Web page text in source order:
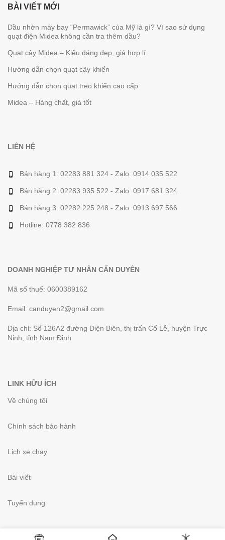
BÀI VIẾT MỚI
Dầu nhờn máy bay “Permawick” của Mỹ là gì? Vì sao sử dụng
quạt điện Midea không cần tra thêm dầu?
Quạt cây Midea – Kiểu dáng đẹp, giá hợp lí
Hướng dẫn chọn quạt cây khiển
Hướng dẫn chọn quạt treo khiển cao cấp
Midea – Hàng chất, giá tốt
LIÊN HỆ
Bán hàng 1: 02283 881 324 - Zalo: 0914 035 522
Bán hàng 2: 02283 935 522 - Zalo: 0917 681 324
Bán hàng 3: 02282 225 248 - Zalo: 0913 697 566
Hotline: 0778 382 836
DOANH NGHIỆP TƯ NHÂN CẨN DUYÊN
Mã số thuế: 0600389162
Email: canduyen2@gmail.com
Địa chỉ: Số 126A2 đường Điện Biên, thị trấn Cổ Lễ, huyện Trực
Ninh, tỉnh Nam Định
LINK HỮU ÍCH
Về chúng tôi
Chính sách bảo hành
Lịch xe chạy
Bài viết
Tuyển dụng